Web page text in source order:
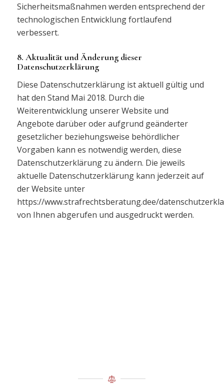
Sicherheitsmaßnahmen werden entsprechend der
technologischen Entwicklung fortlaufend
verbessert.
8. Aktualität und Änderung dieser
Datenschutzerklärung
Diese Datenschutzerklärung ist aktuell gültig und
hat den Stand Mai 2018. Durch die
Weiterentwicklung unserer Website und
Angebote darüber oder aufgrund geänderter
gesetzlicher beziehungsweise behördlicher
Vorgaben kann es notwendig werden, diese
Datenschutzerklärung zu ändern. Die jeweils
aktuelle Datenschutzerklärung kann jederzeit auf
der Website unter
https://www.strafrechtsberatung.dee/
von Ihnen abgerufen und ausgedruckt werden.